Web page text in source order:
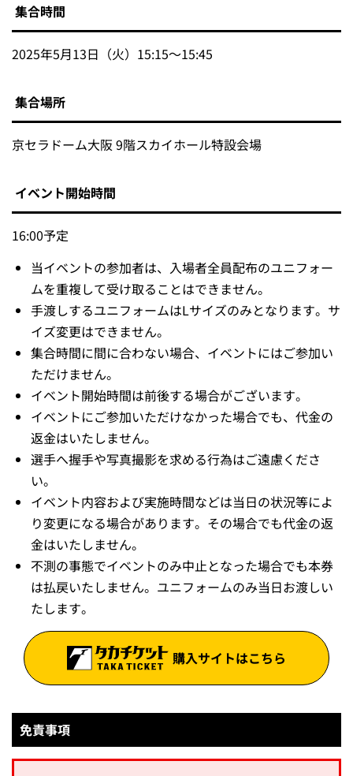
集合時間
2025年5月13日（火）15:15～15:45
集合場所
京セラドーム大阪 9階スカイホール特設会場
イベント開始時間
16:00予定
当イベントの参加者は、入場者全員配布のユニフォー
ムを重複して受け取ることはできません。
手渡しするユニフォームはLサイズのみとなります。サ
イズ変更はできません。
集合時間に間に合わない場合、イベントにはご参加い
ただけません。
イベント開始時間は前後する場合がございます。
イベントにご参加いただけなかった場合でも、代金の
返金はいたしません。
選手へ握手や写真撮影を求める行為はご遠慮くださ
い。
イベント内容および実施時間などは当日の状況等によ
り変更になる場合があります。その場合でも代金の返
金はいたしません。
不測の事態でイベントのみ中止となった場合でも本券
は払戻いたしません。ユニフォームのみ当日お渡しい
たします。
購入サイトはこちら
免責事項